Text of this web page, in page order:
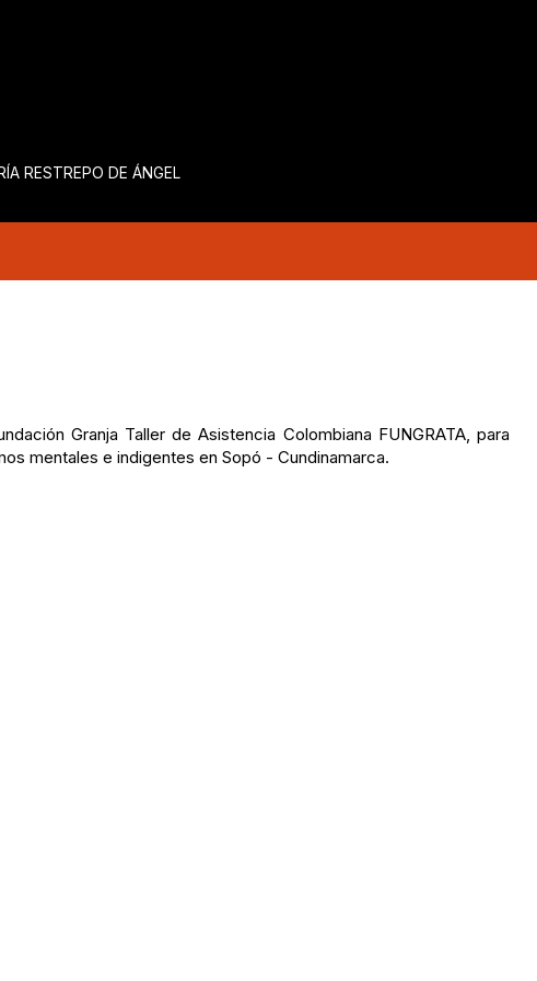
RESTREPO DE ÁNGEL
Granja Taller de Asistencia Colombiana FUNGRATA, para
mentales e indigentes en Sopó - Cundinamarca.